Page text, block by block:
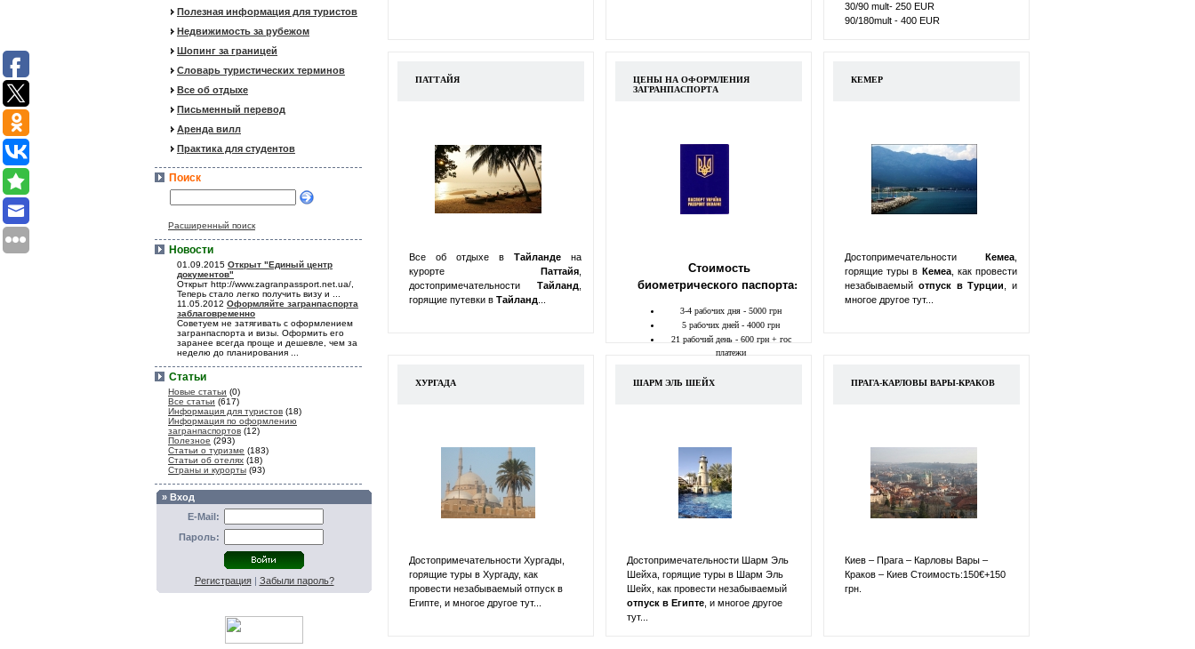
Полезная информация для туристов
Недвижимость за рубежом
Шопинг за границей
Словарь туристических терминов
Все об отдыхе
Письменный перевод
Аренда вилл
Практика для студентов
Поиск
Расширенный поиск
Новости
01.09.2015 Открыт "Единый центр
документов"
Открыт http://www.zagranpassport.net.ua/,
Теперь стало легко получить визу и ...
11.05.2012 Оформляйте загранпаспорта
заблаговременно
Советуем не затягивать с оформлением
загранпаспорта и визы. Оформить его
заранее всегда проще и дешевле, чем за
неделю до планирования ...
Статьи
Новые статьи (0)
Все статьи (617)
Информация для туристов (18)
Информация по оформлению
загранпаспортов (12)
Полезное (293)
Статьи о туризме (183)
Статьи об отелях (18)
Страны и курорты (93)
» Вход
E-Mail:
Пароль:
Регистрация| Забыли пароль?
30/90 mult- 250 ЕUR
90/180mult - 400 ЕUR
ПАТТАЙЯ
Все об отдыхе в Тайланде на
курорте Паттайя
достопримечательности Тайланд
горящие путевки в Тайланд
ЦЕНЫ НА ОФОРМЛЕНИЯ
ЗАГРАНПАСПОРТА
Стоимость
биометрического паспорта:
3-4 рабочих дня - 5000 грн
5 рабочих дней - 4000 грн
21 рабочий день - 600 грн + гос
платежи
КЕМЕР
Достопримечательности Кемеа
горящие туры в Кемеа, как провести
незабываемый отпуск в Турции
, и
многое другое тут...
ХУРГАДА
Достопримечательности Хургады,
горящие туры в Хургаду, как
провести незабываемый отпуск в
Египте, и многое другое тут...
ШАРМ ЭЛЬ ШЕЙХ
Достопримечательности Шарм Эль
Шейха, горящие туры в Шарм Эль
Шейх, как провести незабываемый
отпуск в Египте , и многое другое
тут...
ПРАГА-КАРЛОВЫ ВАРЫ-КРАКОВ
Киев – Прага – Карловы Вары –
Краков – Киев Стоимость:150€+150
грн.